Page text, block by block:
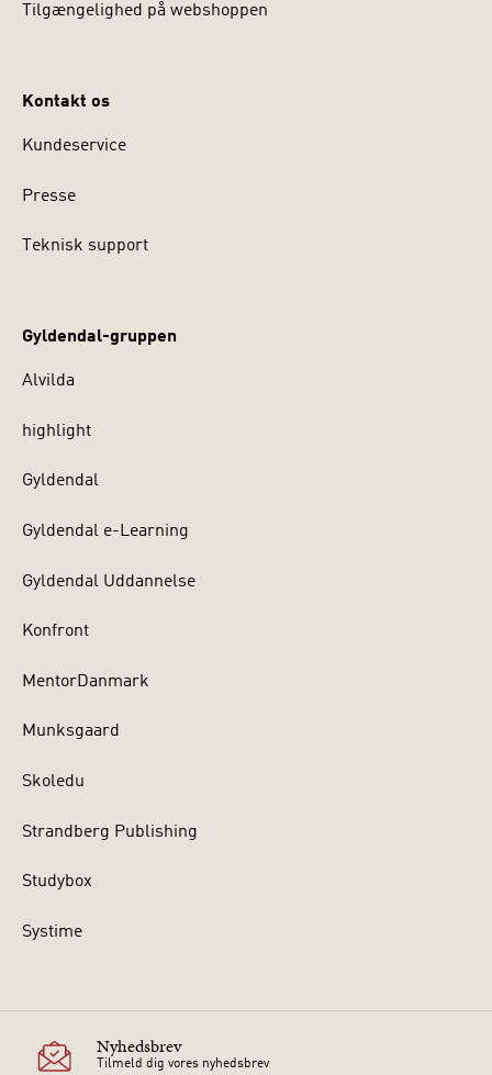
Tilgængelighed på webshoppen
Kontakt os
Kundeservice
Presse
Teknisk support
Gyldendal-gruppen
Alvilda
highlight
Gyldendal
Gyldendal e-Learning
Gyldendal Uddannelse
Konfront
MentorDanmark
Munksgaard
Skoledu
Strandberg Publishing
Studybox
Systime
Nyhedsbrev
Tilmeld dig vores nyhedsbrev